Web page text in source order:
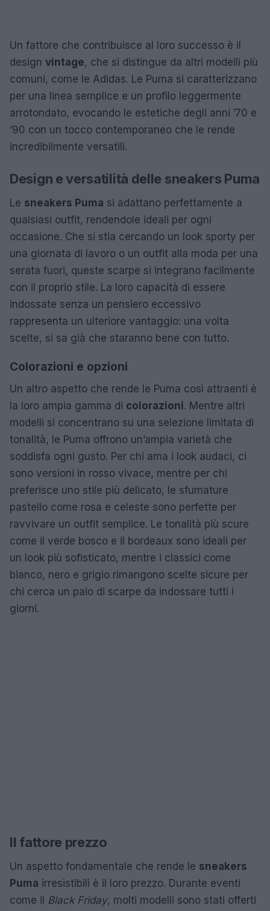
Un fattore che contribuisce al loro successo è il
design vintage, che si distingue da altri modelli più
comuni, come le Adidas. Le Puma si caratterizzano
per una linea semplice e un profilo leggermente
arrotondato, evocando le estetiche degli anni ’70 e
’90 con un tocco contemporaneo che le rende
incredibilmente versatili.
Design e versatilità delle sneakers Puma
Le sneakers Puma si adattano perfettamente a
qualsiasi outfit, rendendole ideali per ogni
occasione. Che si stia cercando un look sporty per
una giornata di lavoro o un outfit alla moda per una
serata fuori, queste scarpe si integrano facilmente
con il proprio stile. La loro capacità di essere
indossate senza un pensiero eccessivo
rappresenta un ulteriore vantaggio: una volta
scelte, si sa già che staranno bene con tutto.
Colorazioni e opzioni
Un altro aspetto che rende le Puma così attraenti è
la loro ampia gamma di colorazioni. Mentre altri
modelli si concentrano su una selezione limitata di
tonalità, le Puma offrono un’ampia varietà che
soddisfa ogni gusto. Per chi ama i look audaci, ci
sono versioni in rosso vivace, mentre per chi
preferisce uno stile più delicato, le sfumature
pastello come rosa e celeste sono perfette per
ravvivare un outfit semplice. Le tonalità più scure
come il verde bosco e il bordeaux sono ideali per
un look più sofisticato, mentre i classici come
bianco, nero e grigio rimangono scelte sicure per
chi cerca un paio di scarpe da indossare tutti i
giorni.
Il fattore prezzo
Un aspetto fondamentale che rende le sneakers
Puma irresistibili è il loro prezzo. Durante eventi
come il Black Friday, molti modelli sono stati offerti